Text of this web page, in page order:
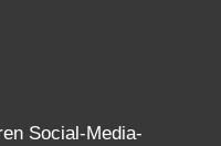
Social-Media-